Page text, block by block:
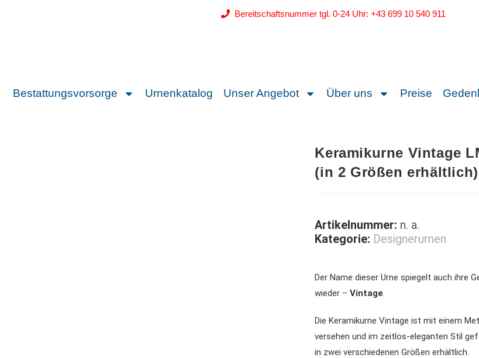
Bereitschaftsnummer tgl. 0-24 Uhr: +43 699 10 540 911
Bestattungsvorsorge Urnenkatalog Unser Angebot Über uns Preise
Keramikurne Vintage
(in 2 Größen erhältlich)
Artikelnummer: n. a.
Kategorie: Designerurnen
Der Name dieser Urne spiegelt auch ihre
wieder –Vintage.
Die Keramikurne Vintage ist mit einem
versehen und im zeitlos-eleganten Stil
in zwei verschiedenen Größen erhältlich.